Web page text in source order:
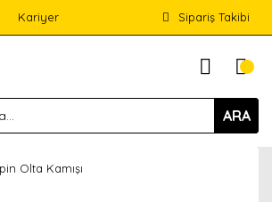
Kariyer Sipariş Takibi
ARA